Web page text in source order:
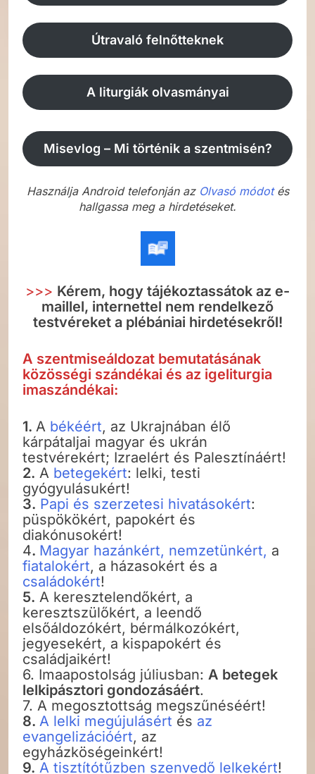
Útravaló felnőtteknek
A liturgiák olvasmányai
Misevlog – Mi történik a szentmisén?
Használja Android telefonján az Olvasó módotés
hallgassa meg a hirdetéseket.
>>> Kérem, hogy tájékoztassátok az e-
maillel, internettel nem rendelkező
testvéreket a plébániai hirdetésekről!
A szentmiseáldozat bemutatásának
közösségi szándékai és az igeliturgia
imaszándékai:
1. A békéért, az Ukrajnában élő
kárpátaljai magyar és ukrán
testvérekért; Izraelért és Palesztínáért!
2. A betegekért: lelki, testi
gyógyulásukért!
3. Papi és szerzetesi hivatásokért:
püspökökért, papokért és
diakónusokért!
4. Magyar hazánkért, nemzetünkért, a
fiatalokért, a házasokért és a
családokért!
5. A keresztelendőkért, a
keresztszülőkért, a leendő
elsőáldozókért, bérmálkozókért,
jegyesekért, a kispapokért és
családjaikért!
6. Imaapostolság júliusban: A betegek
lelkipásztori gondozásáért.
7. A megosztottság megszűnéséért!
8. A lelki megújulásért és az
evangelizációért, az
egyházköségeinkért!
9. A tisztítótűzben szenvedő lelkekért!